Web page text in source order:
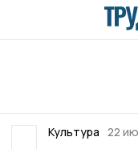
Культура 22